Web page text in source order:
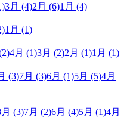
3月 (4)2月 (6)1月 (4)
1月 (1)
4月 (1)3月 (2)2月 (1)1月 (1)
(3)7月 (3)6月 (1)5月 (5)4月
(3)7月 (2)6月 (4)5月 (1)4月